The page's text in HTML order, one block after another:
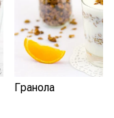
Гранола